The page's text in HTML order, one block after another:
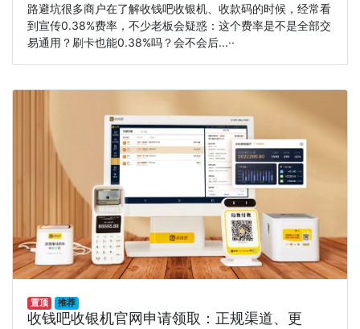
路避坑很多商户在了解收钱吧收银机、收款码的时候，经常看
到宣传0.38%费率，不少老板会疑惑：这个费率是不是全部交
易通用？刷卡也能0.38%吗？会不会后...··
置顶 推荐
收钱吧收银机官网申请领取：正规渠道、更